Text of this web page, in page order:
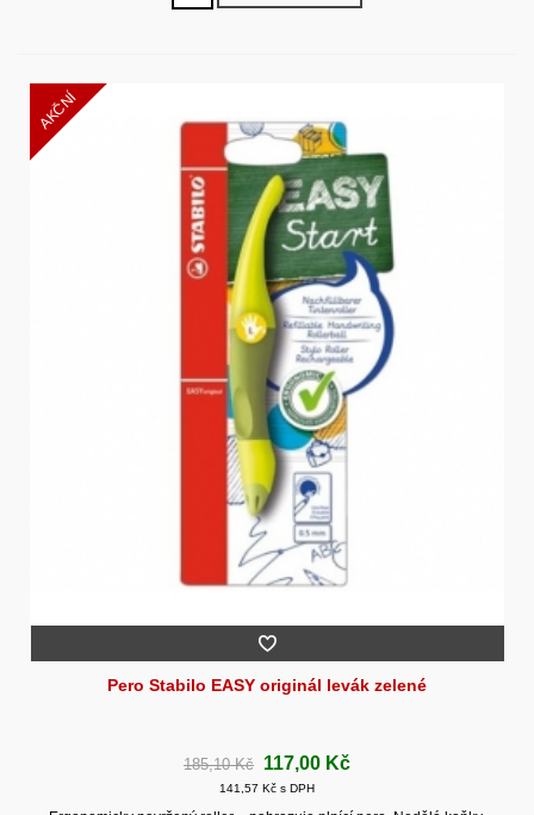
AKČNÍ
Pero Stabilo EASY originál levák zelené
185,10 Kč 117,00 Kč
141,57 Kč s DPH